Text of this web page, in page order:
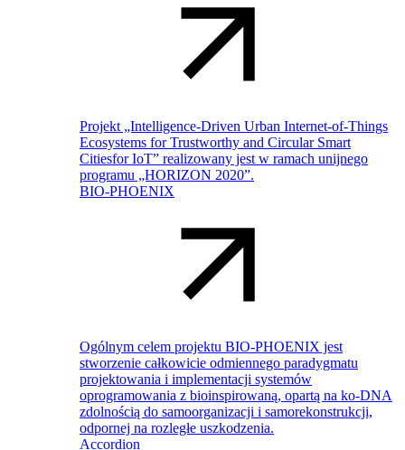
Projekt „Intelligence-Driven Urban Internet-of-Things
Ecosystems for Trustworthy and Circular Smart
Citiesfor IoT” realizowany jest w ramach unijnego
programu „HORIZON 2020”.
BIO-PHOENIX
Ogólnym celem projektu BIO-PHOENIX jest
stworzenie całkowicie odmiennego paradygmatu
projektowania i implementacji systemów
oprogramowania z bioinspirowaną, opartą na ko-DNA
zdolnością do samoorganizacji i samorekonstrukcji,
odpornej na rozległe uszkodzenia.
Accordion